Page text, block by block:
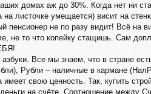
домах аж до 30%. Когда нет ни
на листочке умещается) висит на
пенсионер не по разу видит! Всё на
не то что копейку стащишь. Сам
Все мы знаем, что в стране
Рубли – наличные в кармане
имеет свою ценность. Так, купить
на счёте. Соотношение между